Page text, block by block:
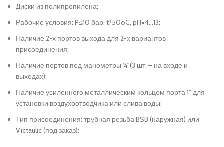
Диски из полипропилена;
Рабочие условия: P≤10 бар, t?50oC, pH=4…13;
Наличие 2-х портов выхода для 2-х вариантов
присоединения;
Наличие портов под манометры ¼"(3 шт. – на входе и
выходах);
Наличие усиленного металлическим кольцом порта 1" для
установки воздухоотводчика или слива воды;
Тип присоединения: трубная резьба BSB (наружная) или
Victaulic (под заказ);